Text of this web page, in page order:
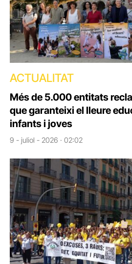
ACTUALITAT
Més de 5.000 entitats
que garanteixi el lleure
infants i joves
9 - juliol - 2026 · 02:02